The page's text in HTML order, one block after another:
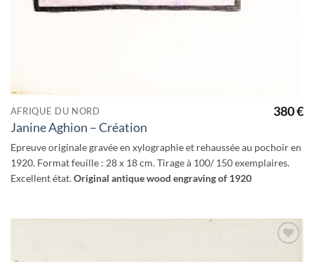
AFRIQUE DU NORD
Janine Aghion – Création
380€
Epreuve originale gravée en xylographie et rehaussée au pochoir en
1920. Format feuille : 28 x 18 cm. Tirage à 100/ 150 exemplaires.
Excellent état.Original antique wood engraving of 1920